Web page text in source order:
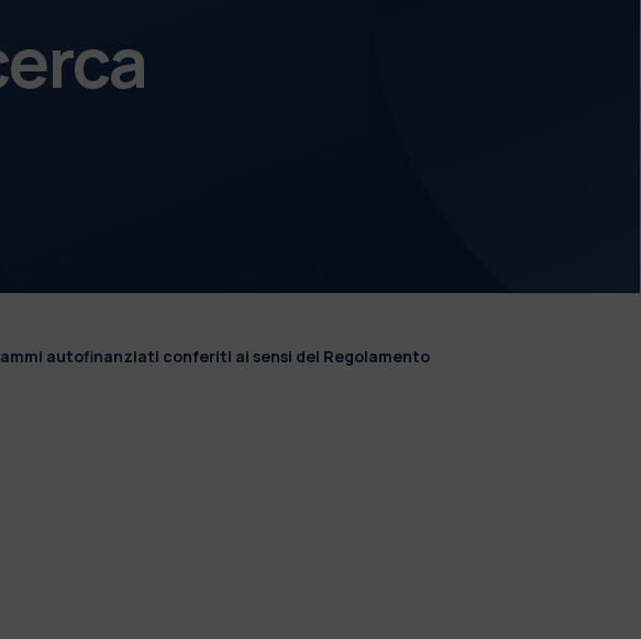
autofinanziati conferiti ai sensi del Regolamento